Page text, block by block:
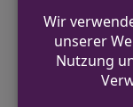
in Köln
Quelle: